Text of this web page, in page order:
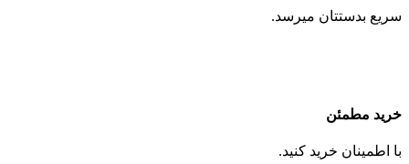
سریع بدستتان میرسد.
خرید مطمئن
با اطمینان خرید کنید.